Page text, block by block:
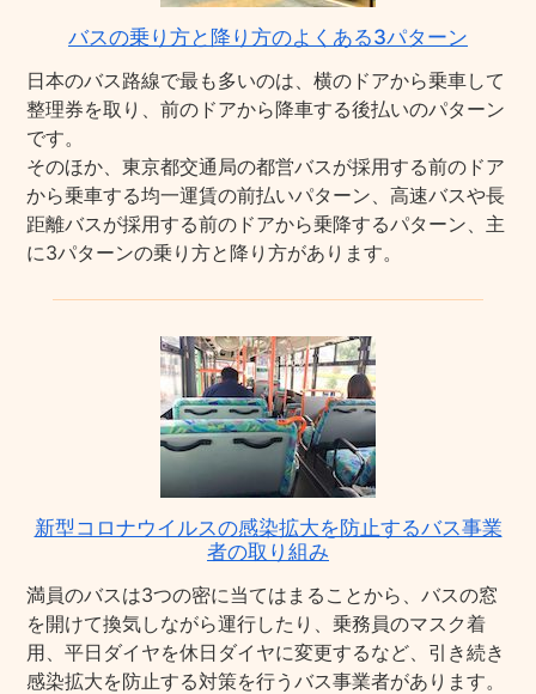
バスの乗り方と降り方のよくある3パターン
日本のバス路線で最も多いのは、横のドアから乗車して
整理券を取り、前のドアから降車する後払いのパターン
です。
そのほか、東京都交通局の都営バスが採用する前のドア
から乗車する均一運賃の前払いパターン、高速バスや長
距離バスが採用する前のドアから乗降するパターン、主
に3パターンの乗り方と降り方があります。
新型コロナウイルスの感染拡大を防止するバス事業
者の取り組み
満員のバスは3つの密に当てはまることから、バスの窓
を開けて換気しながら運行したり、乗務員のマスク着
用、平日ダイヤを休日ダイヤに変更するなど、引き続き
感染拡大を防止する対策を行うバス事業者があります。